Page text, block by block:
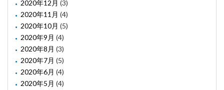
2020年12月 (3)
2020年11月 (4)
2020年10月 (5)
2020年9月 (4)
2020年8月 (3)
2020年7月 (5)
2020年6月 (4)
2020年5月 (4)